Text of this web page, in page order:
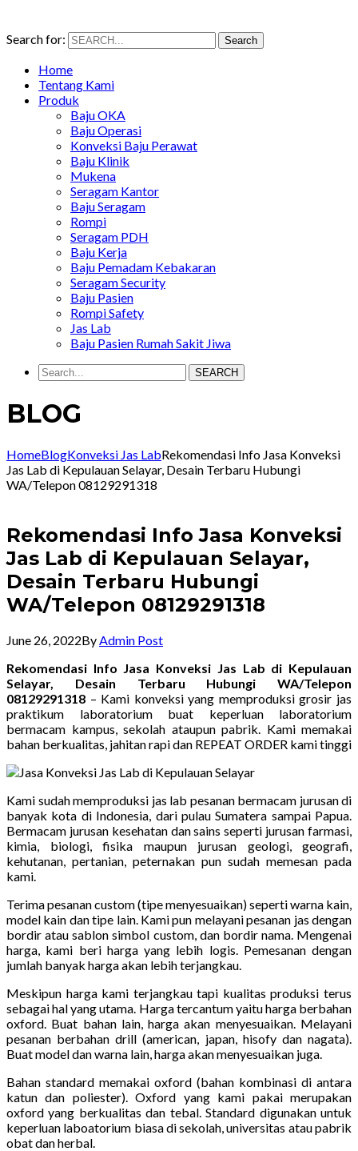
Search for: Search
Home
Tentang Kami
Produk
Baju OKA
Baju Operasi
Konveksi Baju Perawat
Baju Klinik
Mukena
Seragam Kantor
Baju Seragam
Rompi
Seragam PDH
Baju Kerja
Baju Pemadam Kebakaran
Seragam Security
Baju Pasien
Rompi Safety
Jas Lab
Baju Pasien Rumah Sakit Jiwa
SEARCH
BLOG
HomeBlogKonveksi Jas LabRekomendasi Info Jasa Konveksi
Jas Lab di Kepulauan Selayar, Desain Terbaru Hubungi
WA/Telepon 08129291318
Rekomendasi Info Jasa Konveksi
Jas Lab di Kepulauan Selayar,
Desain Terbaru Hubungi
WA/Telepon 08129291318
June 26, 2022By Admin Post
Rekomendasi Info Jasa Konveksi Jas Lab di Kepulauan
Selayar, Desain Terbaru Hubungi WA/Telepon
08129291318 – Kami konveksi yang memproduksi grosir jas
praktikum laboratorium buat keperluan laboratorium
bermacam kampus, sekolah ataupun pabrik. Kami memakai
bahan berkualitas, jahitan rapi dan REPEAT ORDER kami tinggi
Kami sudah memproduksi jas lab pesanan bermacam jurusan di
banyak kota di Indonesia, dari pulau Sumatera sampai Papua.
Bermacam jurusan kesehatan dan sains seperti jurusan farmasi,
kimia, biologi, fisika maupun jurusan geologi, geografi,
kehutanan, pertanian, peternakan pun sudah memesan pada
kami.
Terima pesanan custom (tipe menyesuaikan) seperti warna kain,
model kain dan tipe lain. Kami pun melayani pesanan jas dengan
bordir atau sablon simbol custom, dan bordir nama. Mengenai
harga, kami beri harga yang lebih logis. Pemesanan dengan
jumlah banyak harga akan lebih terjangkau.
Meskipun harga kami terjangkau tapi kualitas produksi terus
sebagai hal yang utama. Harga tercantum yaitu harga berbahan
oxford. Buat bahan lain, harga akan menyesuaikan. Melayani
pesanan berbahan drill (american, japan, hisofy dan nagata).
Buat model dan warna lain, harga akan menyesuaikan juga.
Bahan standard memakai oxford (bahan kombinasi di antara
katun dan poliester). Oxford yang kami pakai merupakan
oxford yang berkualitas dan tebal. Standard digunakan untuk
keperluan laboatorium biasa di sekolah, universitas atau pabrik
obat dan herbal.